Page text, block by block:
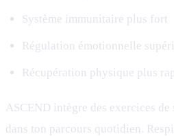
Système immunitaire plus fort
Régulation émotionnelle
Récupération physique plus
ASCEND intègre des exercices
dans ton parcours quotidien.